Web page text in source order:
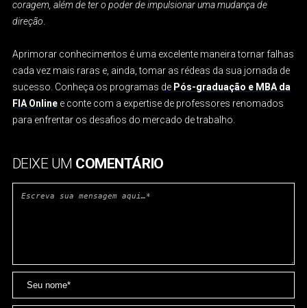
coragem, além de ter o poder de impulsionar uma mudança de
direção
Aprimorar conhecimentos é uma excelente maneira tornar falhas
cada vez mais raras e, ainda, tomar as rédeas da sua jornada de
sucesso. Conheça os programas de Pós-graduação e MBA da
FIA Online e conte com a expertise de professores renomados
para enfrentar os desafios do mercado de trabalho.
DEIXE UM COMENTÁRIO